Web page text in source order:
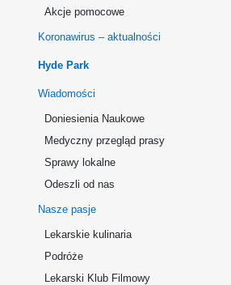
Akcje pomocowe
Koronawirus – aktualności
Hyde Park
Wiadomości
Doniesienia Naukowe
Medyczny przegląd prasy
Sprawy lokalne
Odeszli od nas
Nasze pasje
Lekarskie kulinaria
Podróże
Lekarski Klub Filmowy